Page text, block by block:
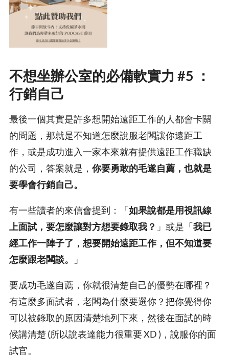
不想坐辦公室的必備軟實力 #5 ：
行銷自己
最後一個其實是許多想開始遠距工作的人都會卡關
的問題，那就是不知道怎麼說服老闆讓你遠距工
作，或是成功進入一家本來就有提供遠距工作職缺
的公司，答案就是，你要勇敢的毛遂自薦，也就是
要學會行銷自己。
有一些讀者的來信會提到：「如果說都是用視訊線
上面試，要怎麼讓對方想要錄取我？ 」或是「我已
經工作一陣子了，想要開始遠距工作，但不知道要
怎麼跟老闆談。
」
要成功毛遂自薦，你就很清楚自己的優勢在哪裡？
有這麼多面試者，老闆為什麼要選你？把你覺得你
可以被錄取的原因清楚地列下來，然後在面試的時
候講清楚 (所以說表達能力很重要 XD )，說服你的面
試官。